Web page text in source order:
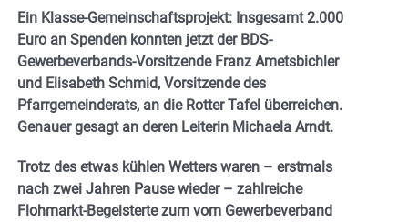
Ein Klasse-Gemeinschaftsprojekt: Insgesamt 2.000
Euro an Spenden konnten jetzt der BDS-
Gewerbeverbands-Vorsitzende Franz Ametsbichler
und Elisabeth Schmid, Vorsitzende des
Pfarrgemeinderats, an die Rotter Tafel überreichen.
Genauer gesagt an deren Leiterin Michaela Arndt.
Trotz des etwas kühlen Wetters waren – erstmals
nach zwei Jahren Pause wieder – zahlreiche
Flohmarkt-Begeisterte zum vom Gewerbeverband